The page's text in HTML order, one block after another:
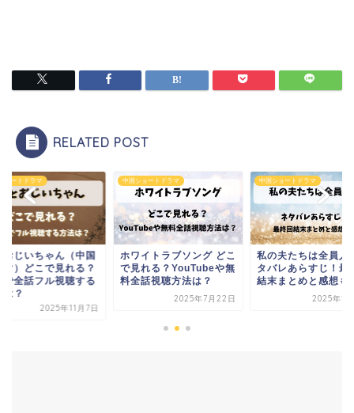
RELATED POST
ョートドラマ
イトラブソング どこ
れる？YouTubeや無
話視聴方法は？
中国ショートドラマ
私の夫たちは全員人魚 ネ
タバレあらすじ！最終回
結末まとめと感想も！
2025年12月8日
中国ショートドラマ
花とおじいちゃん（
ドラマ）どこで見れ
無料で全話フル視聴